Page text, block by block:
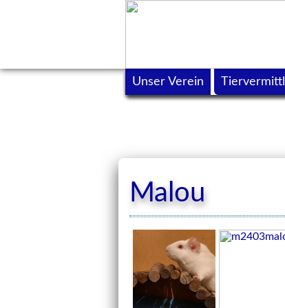
Malou
Unser Verein